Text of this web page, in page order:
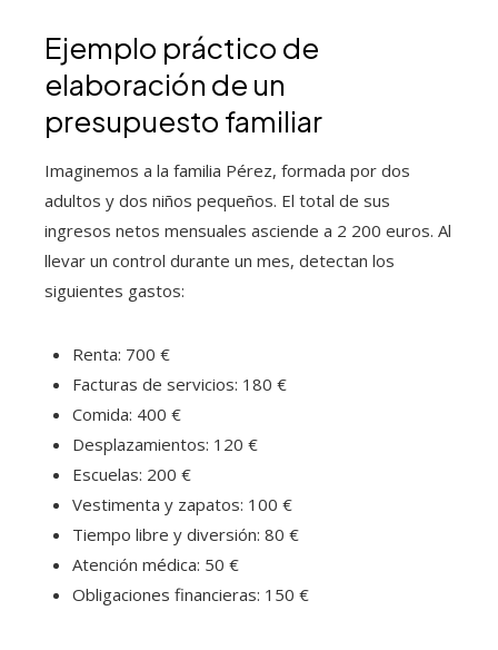
Ejemplo práctico de
elaboración de un
presupuesto familiar
Imaginemos a la familia Pérez, formada por dos
adultos y dos niños pequeños. El total de sus
ingresos netos mensuales asciende a 2 200 euros. Al
llevar un control durante un mes, detectan los
siguientes gastos:
Renta: 700 €
Facturas de servicios: 180 €
Comida: 400 €
Desplazamientos: 120 €
Escuelas: 200 €
Vestimenta y zapatos: 100 €
Tiempo libre y diversión: 80 €
Atención médica: 50 €
Obligaciones financieras: 150 €